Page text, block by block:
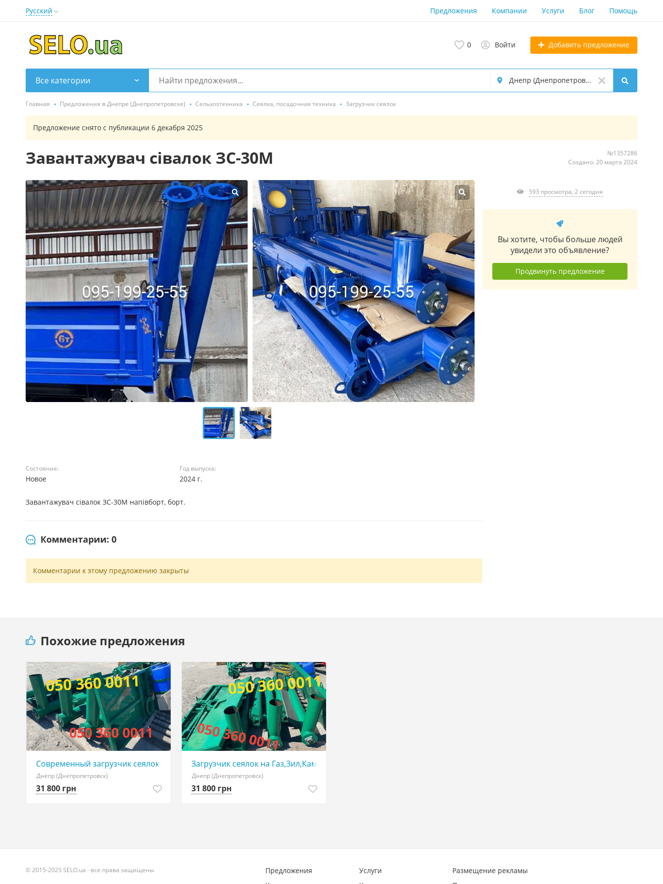
Русский Предложения Компании Услуги Блог Помощь
0 Войти Добавить предложение
Все категории
Главная Предложения в Днепре (Днепропетровске) Сельхозтехника Сеялка, посадочная техника Загрузчик сеялок
Предложение снято с публикации 6 декабря 2025
Завантажувач сівалок ЗС-30М
№1357286
Создано: 20 марта 2024
Состояние:
Новое
Год выпуска:
2024 г.
Завантажувач сівалок ЗС-30М напівборт, борт.
Комментарии: 0
Комментарии к этому предложению закрыты
593 просмотра, 2 сегодня
Вы хотите, чтобы больше людей
увидели это объявление?
Продвинуть предложение
Похожие предложения
Современный загрузчик сеялок на Газ,Зил,Камаз по выгодной цене
Днепр (Днепропетровск)
31 800 грн
Загрузчик сеялок на Газ,Зил,Камаз (фото реал)
Днепр (Днепропетровск)
31 800 грн
© 2015-2025 SELO.ua - все права защищены
Предложения
Услуги
Размещение рекламы